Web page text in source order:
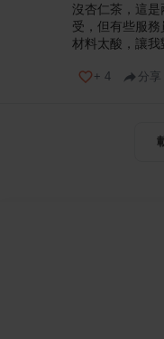
沒杏仁茶，這
受，但有些服
材料太酸，讓我
+ 4 分享